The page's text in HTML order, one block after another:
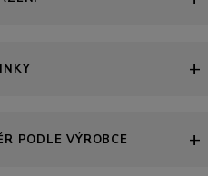
PODLE VÝROBCE